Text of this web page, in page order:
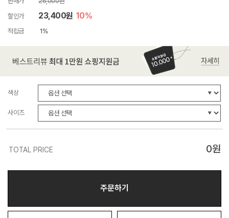
할인가
23,400원 10%
적립금 1%
색상
사이즈
TOTAL PRICE 0원
주문하기